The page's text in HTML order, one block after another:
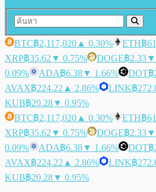
BTC฿2,117,020 ▲ 0.30% ETH฿
XRP฿35.62 ▼ 0.75% DOGE฿2.33▼
0.09%
ADA฿6.38▼ 1.66% DOT฿
AVAX฿224.22 ▲ 2.86% LINK฿
KUB฿20.28▼ 0.95%
BTC฿2,117,020 ▲ 0.30% ETH฿
XRP฿35.62 ▼ 0.75% DOGE฿2.33▼
0.09%
ADA฿6.38▼ 1.66% DOT฿
AVAX฿224.22 ▲ 2.86% LINK฿
KUB฿20.28▼ 0.95%